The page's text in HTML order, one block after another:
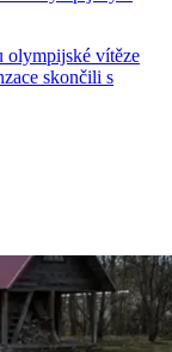
olympijské vítěze
skončili s